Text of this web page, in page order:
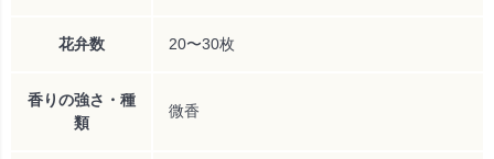
花弁数 20〜30枚
香りの強さ・種
類
微香